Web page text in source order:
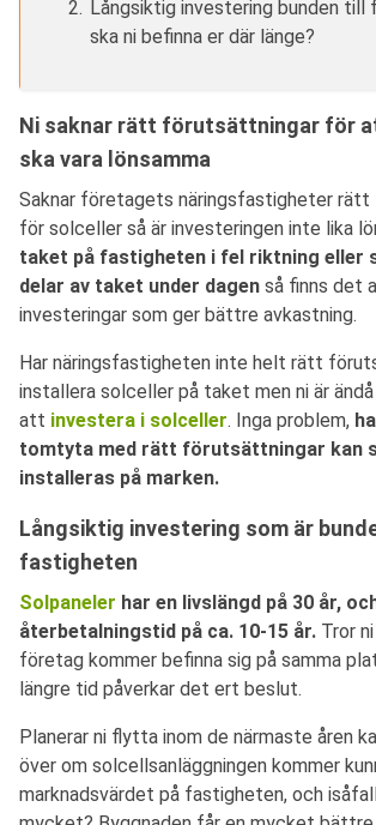
Långsiktig investering bunden
ska ni befinna er där länge?
Ni saknar rätt förutsättningar för
ska vara lönsamma
Saknar företagets näringsfastigheter
för solceller så är investeringen inte lika
taket på fastigheten i fel riktning eller
delar av taket under dagen så finns det
investeringar som ger bättre avkastning.
Har näringsfastigheten inte helt rätt
installera solceller på taket men ni är
att investera i solceller. Inga problem,
tomtyta med rätt förutsättningar kan
installeras på marken.
Långsiktig investering som är
fastigheten
Solpaneler har en livslängd på 30 år,
återbetalningstid på ca. 10-15 år. Tror
företag kommer befinna sig på samma
längre tid påverkar det ert beslut.
Planerar ni flytta inom de närmaste åren
över om solcellsanläggningen kommer
marknadsvärdet på fastigheten, och